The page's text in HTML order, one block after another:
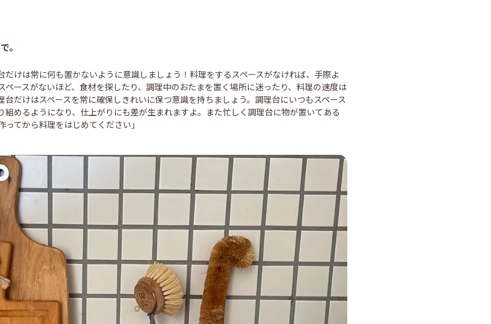
。
けは常に何も置かないように意識しましょう！料理をするスペースがなければ、手際よ
ペースがないほど、食材を探したり、調理中のおたまを置く場所に迷ったり、料理の速度は
だけはスペースを常に確保しきれいに保つ意識を持ちましょう。調理台にいつもスペース
めるようになり、仕上がりにも差が生まれますよ。また忙しく調理台に物が置いてある
てから料理をはじめてください」